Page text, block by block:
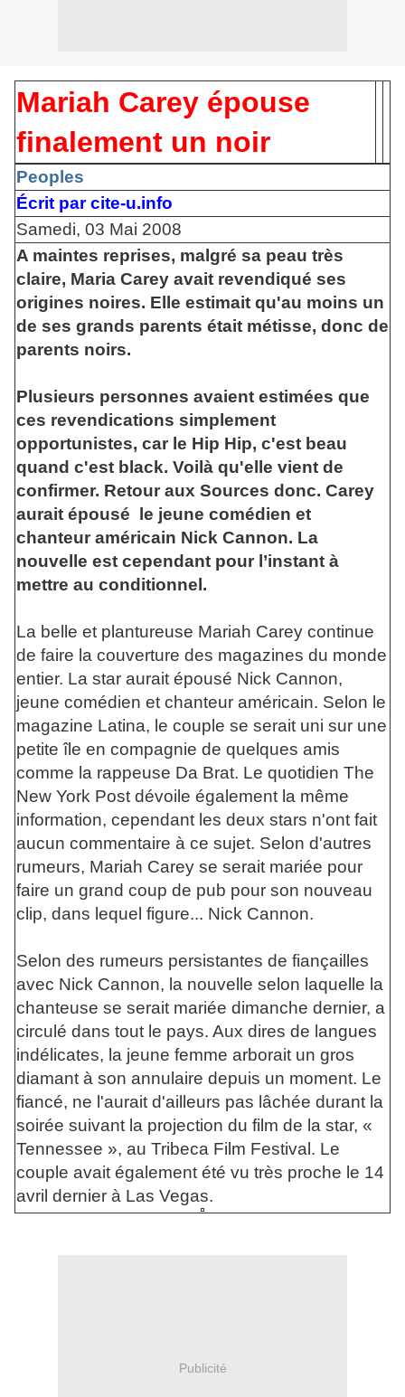
Mariah Carey épouse
finalement un noir
Peoples
Écrit par cite-u.info
Samedi, 03 Mai 2008
A maintes reprises, malgré sa peau très
claire, Maria Carey avait revendiqué ses
origines noires. Elle estimait qu'au moins un
de ses grands parents était métisse, donc de
parents noirs.
Plusieurs personnes avaient estimées que
ces revendications simplement
opportunistes, car le Hip Hip, c'est beau
quand c'est black. Voilà qu'elle vient de
confirmer. Retour aux Sources donc. Carey
aurait épousé le jeune comédien et
chanteur américain Nick Cannon. La
nouvelle est cependant pour l’instant à
mettre au conditionnel.
La belle et plantureuse Mariah Carey continue
de faire la couverture des magazines du monde
entier. La star aurait épousé Nick Cannon,
jeune comédien et chanteur américain. Selon le
magazine Latina, le couple se serait uni sur une
petite île en compagnie de quelques amis
comme la rappeuse Da Brat. Le quotidien The
New York Post dévoile également la même
information, cependant les deux stars n'ont fait
aucun commentaire à ce sujet. Selon d'autres
rumeurs, Mariah Carey se serait mariée pour
faire un grand coup de pub pour son nouveau
clip, dans lequel figure... Nick Cannon.
Selon des rumeurs persistantes de fiançailles
avec Nick Cannon, la nouvelle selon laquelle la
chanteuse se serait mariée dimanche dernier, a
circulé dans tout le pays. Aux dires de langues
indélicates, la jeune femme arborait un gros
diamant à son annulaire depuis un moment. Le
fiancé, ne l'aurait d'ailleurs pas lâchée durant la
soirée suivant la projection du film de la star, «
Tennessee », au Tribeca Film Festival. Le
couple avait également été vu très proche le 14
avril dernier à Las Vegas.
Publicité